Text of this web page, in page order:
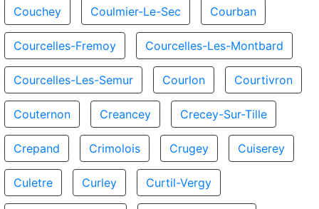
Couchey Coulmier-Le-Sec Courban
Courcelles-Fremoy Courcelles-Les-Montbard
Courcelles-Les-Semur Courlon Courtivron
Couternon Creancey Crecey-Sur-Tille
Crepand Crimolois Crugey Cuiserey
Culetre Curley Curtil-Vergy